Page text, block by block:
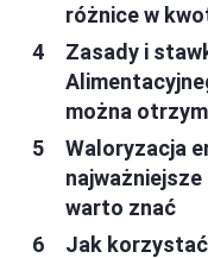
różnice w
Zasady i
można
Waloryzacja
warto znać
Jak